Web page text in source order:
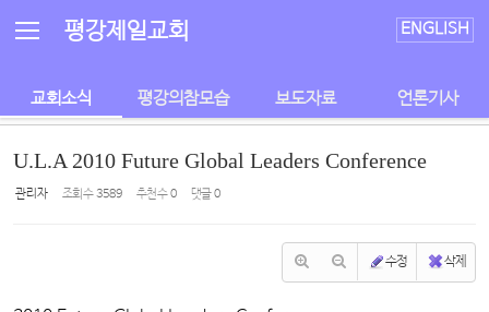
평강제일교회 ENGLISH
교회소식 평강의참모습 보도자료 언론기사
U.L.A 2010 Future Global Leaders Conference
관리자 조회 수3589 추천 수0 댓글0
수정 삭제